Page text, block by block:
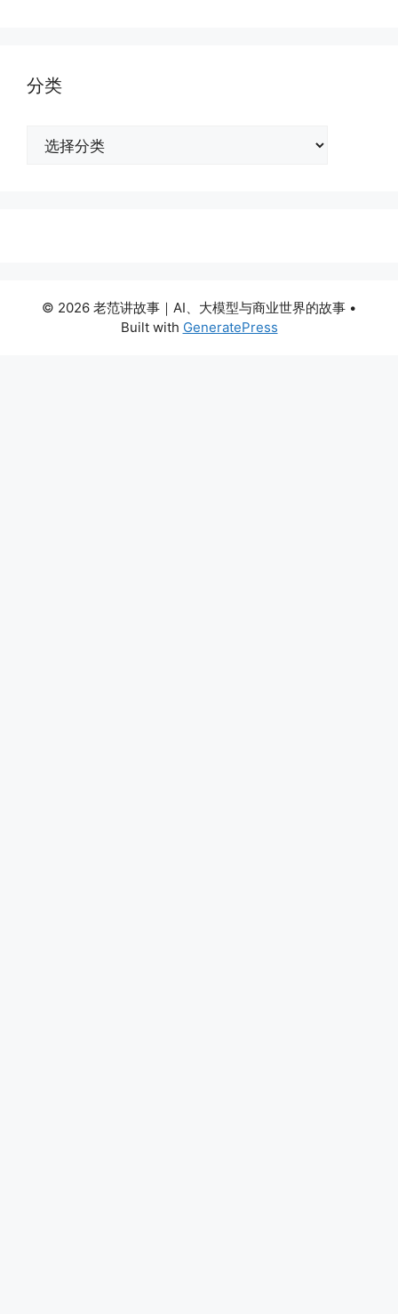
分类
© 2026 老范讲故事｜AI、大模型与商业世界的故事 •
Built with GeneratePress